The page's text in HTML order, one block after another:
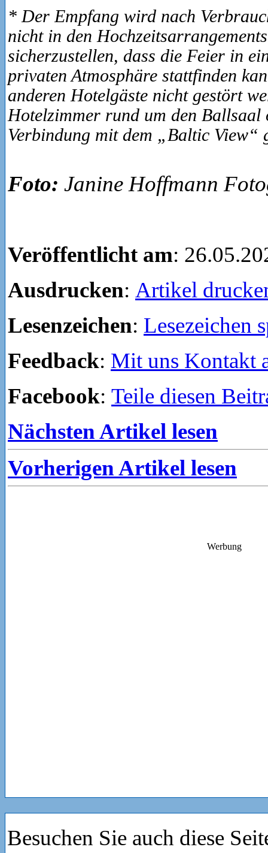
* Der Empfang wird nach
nicht in den
sicherzustellen, dass die Feier in
privaten Atmosphäre stattfinden
anderen Hotelgäste nicht gestört
Hotelzimmer rund um den
Verbindung mit dem „Baltic View“
Foto: Janine Hoffmann
Veröffentlicht am:
Ausdrucken: Artikel
Lesenzeichen: Lesezeichen
Feedback: Mit uns Kontakt
Facebook: Teile diesen
Nächsten Artikel lesen
Vorherigen Artikel lesen
Werbung
Besuchen Sie auch diese